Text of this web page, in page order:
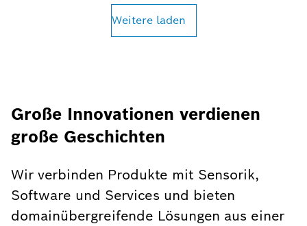
Weitere laden
Große Innovationen verdienen
große Geschichten
Wir verbinden Produkte mit Sensorik,
Software und Services und bieten
domainübergreifende Lösungen aus einer